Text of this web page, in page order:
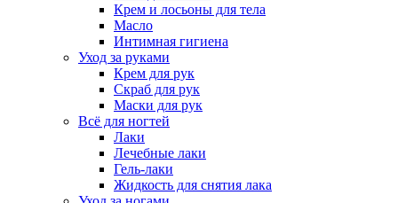
Крем и лосьоны для тела
Масло
Интимная гигиена
Уход за руками
Крем для рук
Скраб для рук
Маски для рук
Всё для ногтей
Лаки
Лечебные лаки
Гель-лаки
Жидкость для снятия лака